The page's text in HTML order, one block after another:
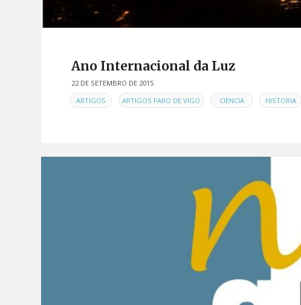
Ano Internacional da Luz
22 DE SETEMBRO DE 2015
EN ARTIGOS ARTIGOS FARO DE VIGO CIENCIA HISTORIA